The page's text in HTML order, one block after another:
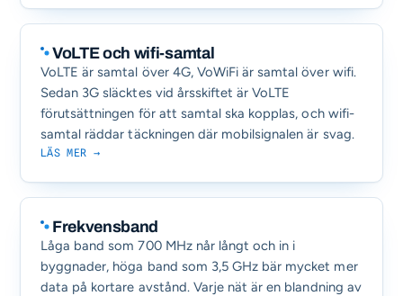
VoLTE och wifi-samtal
VoLTE är samtal över 4G, VoWiFi är samtal över wifi.
Sedan 3G släcktes vid årsskiftet är VoLTE
förutsättningen för att samtal ska kopplas, och wifi-
samtal räddar täckningen där mobilsignalen är svag.
LÄS MER →
Frekvensband
Låga band som 700 MHz når långt och in i
byggnader, höga band som 3,5 GHz bär mycket mer
data på kortare avstånd. Varje nät är en blandning av